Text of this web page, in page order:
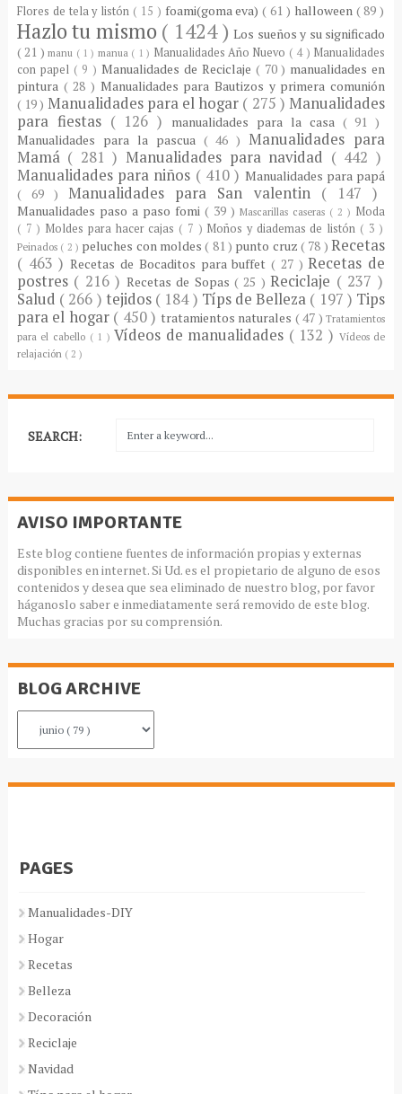
Flores de tela y listón ( 15 ) foami(goma eva)( 61 ) halloween ( 89 )
Hazlo tu mismo ( 1424 )Los sueños y su significado
( 21 )manu ( 1 ) manua ( 1 ) Manualidades Año Nuevo ( 4 ) Manualidades
con papel ( 9 )Manualidades de Reciclaje ( 70 ) manualidades en
pintura ( 28 ) Manualidades para Bautizos y primera comunión
( 19 ) Manualidades para el hogar ( 275 )Manualidades
para fiestas ( 126 ) manualidades para la casa ( 91 )
Manualidades para la pascua ( 46 )Manualidades para
Mamá ( 281 ) Manualidades para navidad ( 442 )
Manualidades para niños ( 410 ) Manualidades para papá
( 69 )Manualidades para San valentin ( 147 )
Manualidades paso a paso fomi ( 39 )Mascarillas caseras ( 2 ) Moda
( 7 ) Moldes para hacer cajas ( 7 ) Moños y diademas de listón ( 3 )
Peinados ( 2 ) peluches con moldes( 81 ) punto cruz( 78 )Recetas
( 463 )Recetas de Bocaditos para buffet( 27 )Recetas de
postres ( 216 ) Recetas de Sopas( 25 )Reciclaje ( 237 )
Salud ( 266 ) tejidos ( 184 ) Típs de Belleza ( 197 ) Tips
para el hogar ( 450 ) tratamientos naturales ( 47 )Tratamientos
para el cabello ( 1 ) Vídeos de manualidades ( 132 ) Vídeos de
relajación ( 2 )
SEARCH:
AVISO IMPORTANTE
Este blog contiene fuentes de información propias y externas
disponibles en internet. Si Ud. es el propietario de alguno de esos
contenidos y desea que sea eliminado de nuestro blog, por favor
háganoslo saber e inmediatamente será removido de este blog.
Muchas gracias por su comprensión.
BLOG ARCHIVE
PAGES
Manualidades-DIY
Hogar
Recetas
Belleza
Decoración
Reciclaje
Navidad